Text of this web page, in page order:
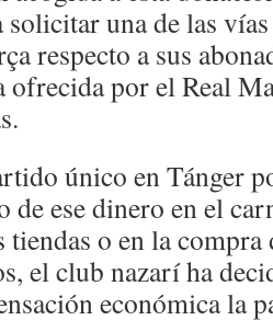
una de las
respecto a sus
por el Real
único en Tánger
de ese dinero en el
tiendas o en la
el club nazarí ha
económica la